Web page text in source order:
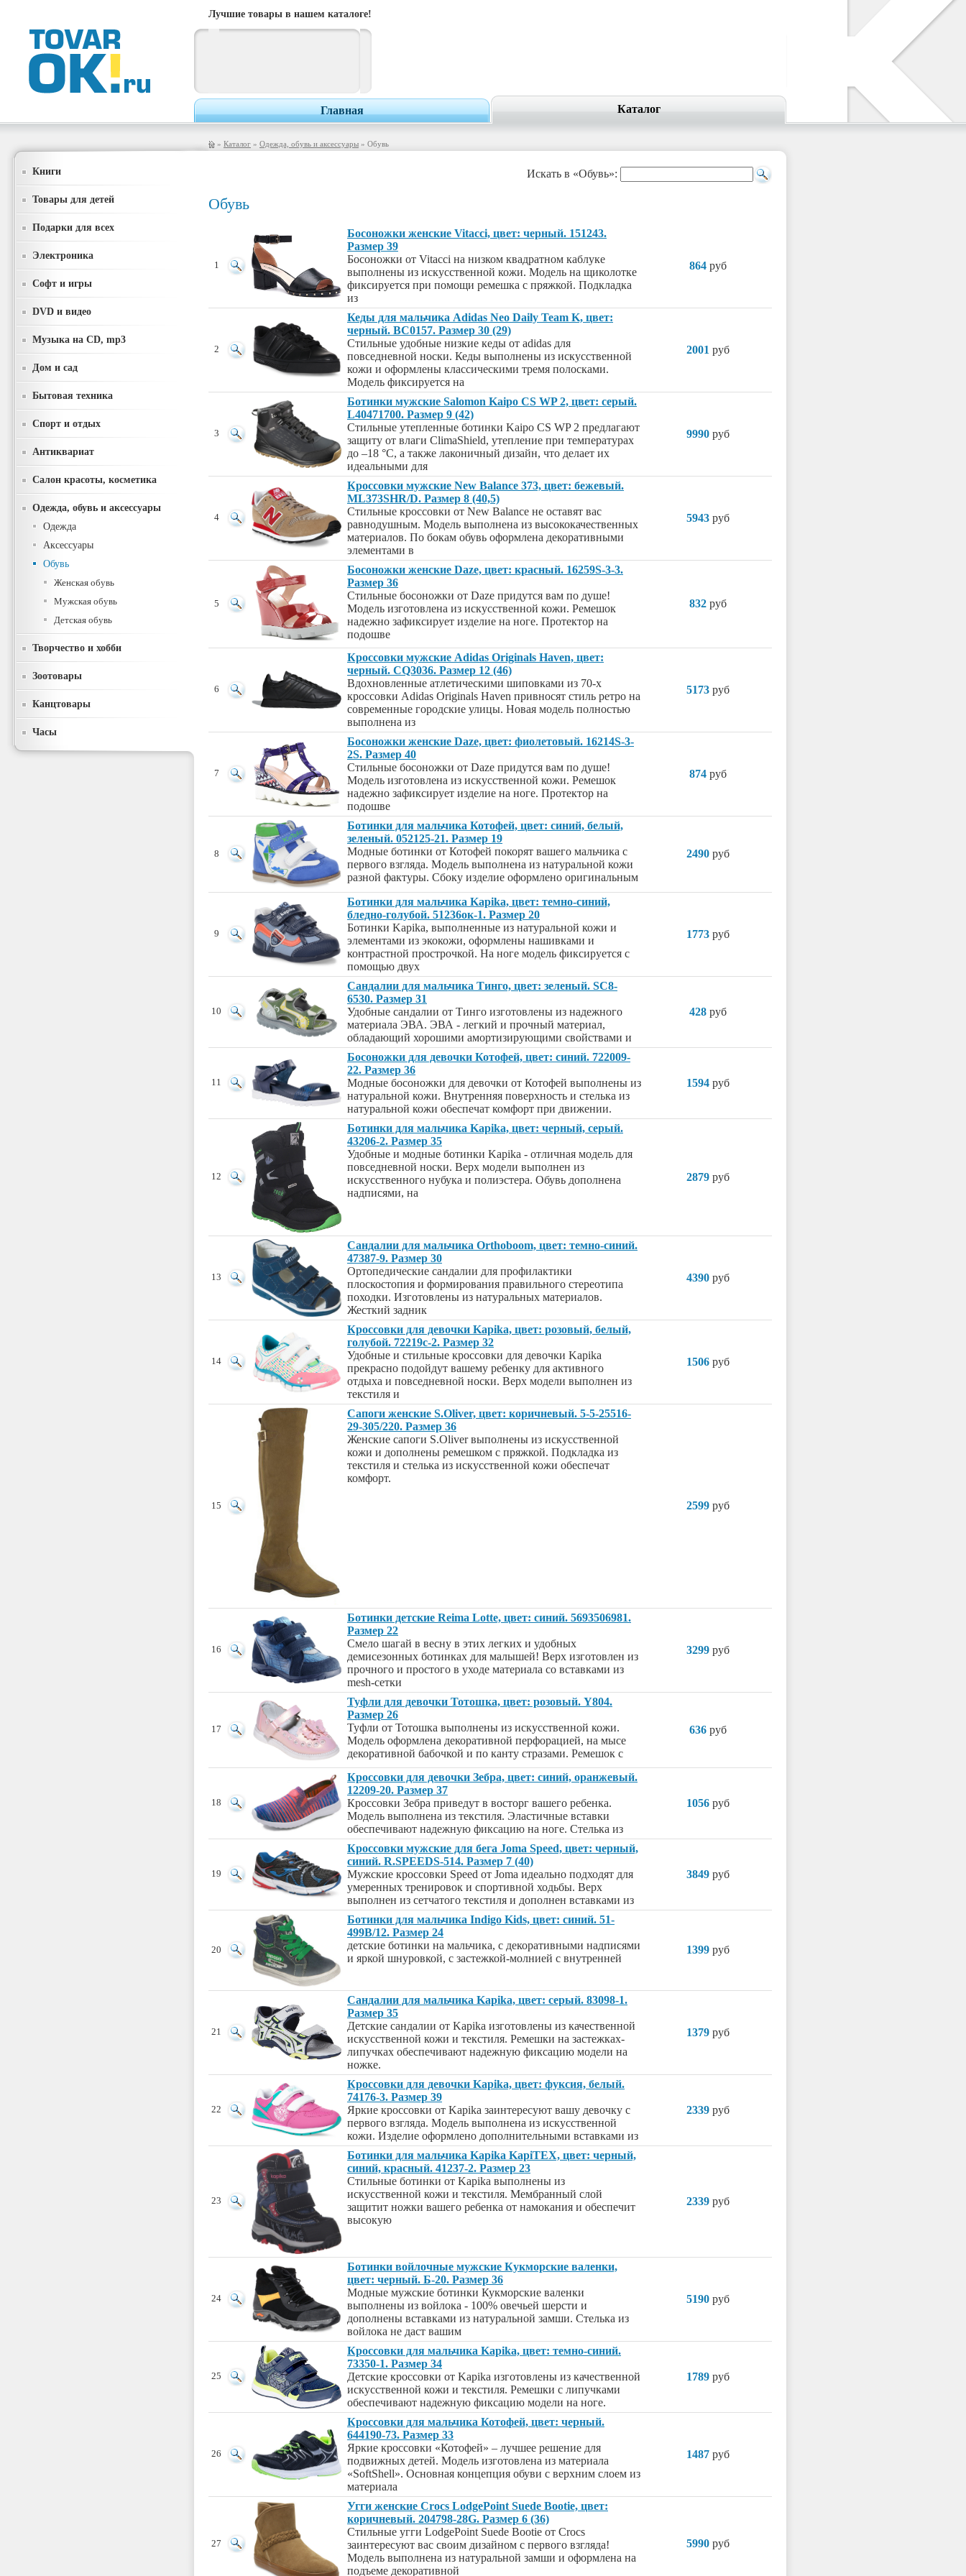
Лучшие товары в нашем каталоге!
Главная Каталог
» Каталог » Одежда, обувь и аксессуары » Обувь
Книги
Товары для детей
Подарки для всех
Электроника
Софт и игры
DVD и видео
Музыка на CD, mp3
Дом и сад
Бытовая техника
Спорт и отдых
Антиквариат
Салон красоты, косметика
Одежда, обувь и аксессуары
Одежда
Аксессуары
Обувь
Женская обувь
Мужская обувь
Детская обувь
Творчество и хобби
Зоотовары
Канцтовары
Часы
Искать в «Обувь»:
Обувь
1
Босоножки женские Vitacci, цвет: черный. 151243.
Размер 39
Босоножки от Vitacci на низком квадратном каблуке
выполнены из искусственной кожи. Модель на щиколотке
фиксируется при помощи ремешка с пряжкой. Подкладка
из
864 руб
2
Кеды для мальчика Adidas Neo Daily Team K, цвет:
черный. BC0157. Размер 30 (29)
Стильные удобные низкие кеды от adidas для
повседневной носки. Кеды выполнены из искусственной
кожи и оформлены классическими тремя полосками.
Модель фиксируется на
2001 руб
3
Ботинки мужские Salomon Kaipo CS WP 2, цвет: серый.
L40471700. Размер 9 (42)
Стильные утепленные ботинки Kaipo CS WP 2 предлагают
защиту от влаги ClimaShield, утепление при температурах
до –18 °C, а также лаконичный дизайн, что делает их
идеальными для
9990 руб
4
Кроссовки мужские New Balance 373, цвет: бежевый.
ML373SHR/D. Размер 8 (40,5)
Стильные кроссовки от New Balance не оставят вас
равнодушным. Модель выполнена из высококачественных
материалов. По бокам обувь оформлена декоративными
элементами в
5943 руб
5
Босоножки женские Daze, цвет: красный. 16259S-3-3.
Размер 36
Стильные босоножки от Daze придутся вам по душе!
Модель изготовлена из искусственной кожи. Ремешок
надежно зафиксирует изделие на ноге. Протектор на
подошве
832 руб
6
Кроссовки мужские Adidas Originals Haven, цвет:
черный. CQ3036. Размер 12 (46)
Вдохновленные атлетическими шиповками из 70-х
кроссовки Adidas Originals Haven привносят стиль ретро на
современные городские улицы. Новая модель полностью
выполнена из
5173 руб
7
Босоножки женские Daze, цвет: фиолетовый. 16214S-3-
2S. Размер 40
Стильные босоножки от Daze придутся вам по душе!
Модель изготовлена из искусственной кожи. Ремешок
надежно зафиксирует изделие на ноге. Протектор на
подошве
874 руб
8
Ботинки для мальчика Котофей, цвет: синий, белый,
зеленый. 052125-21. Размер 19
Модные ботинки от Котофей покорят вашего мальчика с
первого взгляда. Модель выполнена из натуральной кожи
разной фактуры. Сбоку изделие оформлено оригинальным
2490 руб
9
Ботинки для мальчика Kapika, цвет: темно-синий,
бледно-голубой. 51236ок-1. Размер 20
Ботинки Kapika, выполненные из натуральной кожи и
элементами из экокожи, оформлены нашивками и
контрастной прострочкой. На ноге модель фиксируется с
помощью двух
1773 руб
10
Сандалии для мальчика Тинго, цвет: зеленый. SC8-
6530. Размер 31
Удобные сандалии от Тинго изготовлены из надежного
материала ЭВА. ЭВА - легкий и прочный материал,
обладающий хорошими амортизирующими свойствами и
428 руб
11
Босоножки для девочки Котофей, цвет: синий. 722009-
22. Размер 36
Модные босоножки для девочки от Котофей выполнены из
натуральной кожи. Внутренняя поверхность и стелька из
натуральной кожи обеспечат комфорт при движении.
1594 руб
12
Ботинки для мальчика Kapika, цвет: черный, серый.
43206-2. Размер 35
Удобные и модные ботинки Kapika - отличная модель для
повседневной носки. Верх модели выполнен из
искусственного нубука и полиэстера. Обувь дополнена
надписями, на
2879 руб
13
Сандалии для мальчика Orthoboom, цвет: темно-синий.
47387-9. Размер 30
Ортопедические сандалии для профилактики
плоскостопия и формирования правильного стереотипа
походки. Изготовлены из натуральных материалов.
Жесткий задник
4390 руб
14
Кроссовки для девочки Kapika, цвет: розовый, белый,
голубой. 72219с-2. Размер 32
Удобные и стильные кроссовки для девочки Kapika
прекрасно подойдут вашему ребенку для активного
отдыха и повседневной носки. Верх модели выполнен из
текстиля и
1506 руб
15
Сапоги женские S.Oliver, цвет: коричневый. 5-5-25516-
29-305/220. Размер 36
Женские сапоги S.Oliver выполнены из искусственной
кожи и дополнены ремешком с пряжкой. Подкладка из
текстиля и стелька из искусственной кожи обеспечат
комфорт.
2599 руб
16
Ботинки детские Reima Lotte, цвет: синий. 5693506981.
Размер 22
Смело шагай в весну в этих легких и удобных
демисезонных ботинках для малышей! Верх изготовлен из
прочного и простого в уходе материала со вставками из
mesh-сетки
3299 руб
17
Туфли для девочки Тотошка, цвет: розовый. Y804.
Размер 26
Туфли от Тотошка выполнены из искусственной кожи.
Модель оформлена декоративной перфорацией, на мысе
декоративной бабочкой и по канту стразами. Ремешок с
636 руб
18
Кроссовки для девочки Зебра, цвет: синий, оранжевый.
12209-20. Размер 37
Кроссовки Зебра приведут в восторг вашего ребенка.
Модель выполнена из текстиля. Эластичные вставки
обеспечивают надежную фиксацию на ноге. Стелька из
1056 руб
19
Кроссовки мужские для бега Joma Speed, цвет: черный,
синий. R.SPEEDS-514. Размер 7 (40)
Мужские кроссовки Speed от Joma идеально подходят для
умеренных тренировок и спортивной ходьбы. Верх
выполнен из сетчатого текстиля и дополнен вставками из
3849 руб
20
Ботинки для мальчика Indigo Kids, цвет: синий. 51-
499B/12. Размер 24
детские ботинки на мальчика, с декоративными надписями
и яркой шнуровкой, с застежкой-молнией с внутренней
1399 руб
21
Сандалии для мальчика Kapika, цвет: серый. 83098-1.
Размер 35
Детские сандалии от Kapika изготовлены из качественной
искусственной кожи и текстиля. Ремешки на застежках-
липучках обеспечивают надежную фиксацию модели на
ножке.
1379 руб
22
Кроссовки для девочки Kapika, цвет: фуксия, белый.
74176-3. Размер 39
Яркие кроссовки от Kapika заинтересуют вашу девочку с
первого взгляда. Модель выполнена из искусственной
кожи. Изделие оформлено дополнительными вставками из
2339 руб
23
Ботинки для мальчика Kapika KapiTEX, цвет: черный,
синий, красный. 41237-2. Размер 23
Стильные ботинки от Kapika выполнены из
искусственной кожи и текстиля. Мембранный слой
защитит ножки вашего ребенка от намокания и обеспечит
высокую
2339 руб
24
Ботинки войлочные мужские Кукморские валенки,
цвет: черный. Б-20. Размер 36
Модные мужские ботинки Кукморские валенки
выполнены из войлока - 100% овечьей шерсти и
дополнены вставками из натуральной замши. Стелька из
войлока не даст вашим
5190 руб
25
Кроссовки для мальчика Kapika, цвет: темно-синий.
73350-1. Размер 34
Детские кроссовки от Kapika изготовлены из качественной
искусственной кожи и текстиля. Ремешки с липучками
обеспечивают надежную фиксацию модели на ноге.
1789 руб
26
Кроссовки для мальчика Котофей, цвет: черный.
644190-73. Размер 33
Яркие кроссовки «Котофей» – лучшее решение для
подвижных детей. Модель изготовлена из материала
«SoftShell». Основная концепция обуви с верхним слоем из
материала
1487 руб
27
Угги женские Crocs LodgePoint Suede Bootie, цвет:
коричневый. 204798-28G. Размер 6 (36)
Стильные угги LodgePoint Suede Bootie от Crocs
заинтересуют вас своим дизайном с первого взгляда!
Модель выполнена из натуральной замши и оформлена на
подъеме декоративной
5990 руб